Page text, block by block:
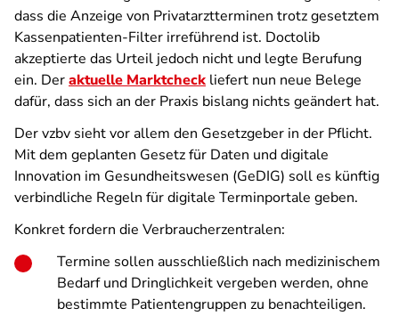
dass die Anzeige von Privatarztterminen trotz gesetztem
Kassenpatienten-Filter irreführend ist. Doctolib
akzeptierte das Urteil jedoch nicht und legte Berufung
ein. Deraktuelle Marktcheck liefert nun neue Belege
dafür, dass sich an der Praxis bislang nichts geändert hat.
Der vzbv sieht vor allem den Gesetzgeber in der Pflicht.
Mit dem geplanten Gesetz für Daten und digitale
Innovation im Gesundheitswesen (GeDIG) soll es künftig
verbindliche Regeln für digitale Terminportale geben.
Konkret fordern die Verbraucherzentralen:
Termine sollen ausschließlich nach medizinischem
Bedarf und Dringlichkeit vergeben werden, ohne
bestimmte Patientengruppen zu benachteiligen.